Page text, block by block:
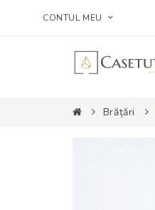
CONTUL MEU
Brățări